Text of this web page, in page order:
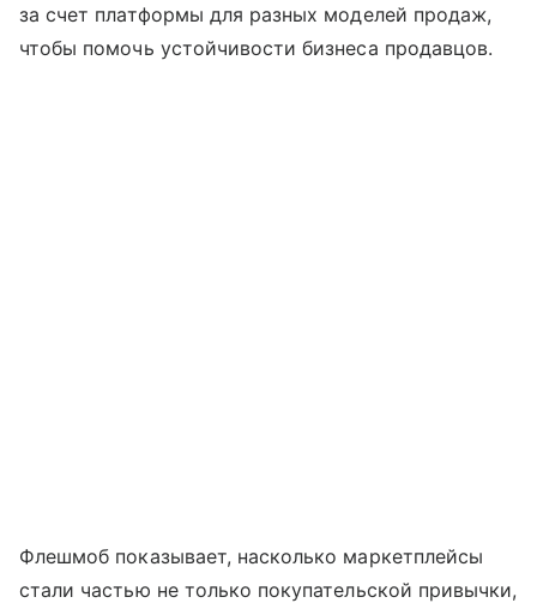
за счет платформы для разных моделей продаж,
чтобы помочь устойчивости бизнеса продавцов.
Флешмоб показывает, насколько маркетплейсы
стали частью не только покупательской привычки,